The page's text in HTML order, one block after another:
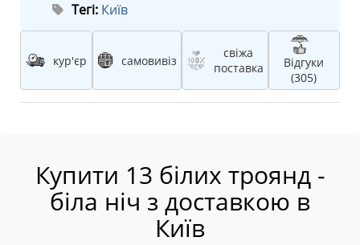
Тегі: Київ
кур'єр самовивіз
свіжа
поставка
Відгуки
(305)
Купити 13 білих троянд -
біла ніч з доставкою в
Київ